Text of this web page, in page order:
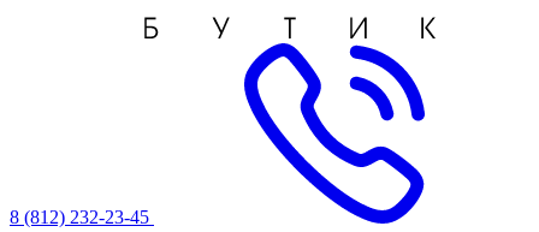
8 (812) 232-23-45